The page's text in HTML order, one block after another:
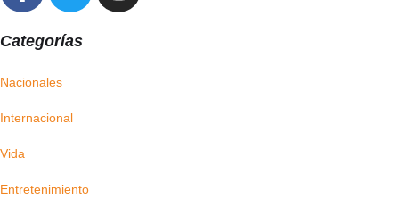
Categorías
Nacionales
Internacional
Vida
Entretenimiento